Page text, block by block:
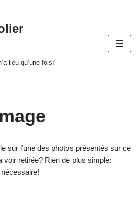
lieu qu’une fois!
sur l’une des photos présentés sur ce
voir retirée? Rien de plus simple: